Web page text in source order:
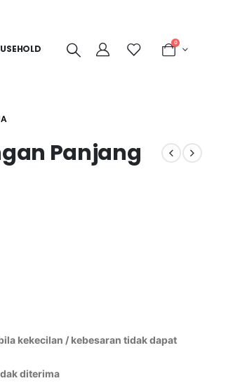
0
Panjang
kekecilan / kebesaran tidak dapat
diterima